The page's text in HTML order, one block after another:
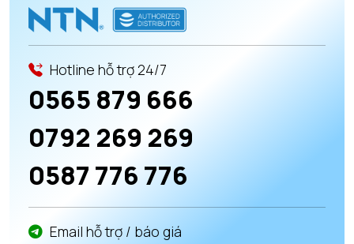
Hotline hỗ trợ 24/7
0565 879 666
0792 269 269
0587 776 776
Email hỗ trợ / báo giá